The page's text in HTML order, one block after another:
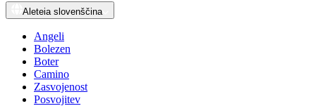
Aleteia slovenščina
Angeli
Bolezen
Boter
Camino
Zasvojenost
Posvojitev